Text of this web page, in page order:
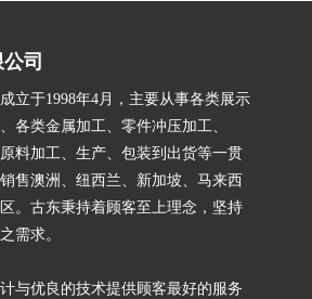
司
立于1998年4月，主要从事各类展示
各类金属加工、零件冲压加工、
料加工、生产、包装到出货等一贯
售澳洲、纽西兰、新加坡、马来西
。古东秉持着顾客至上理念，坚持
需求。
与优良的技术提供顾客最好的服务